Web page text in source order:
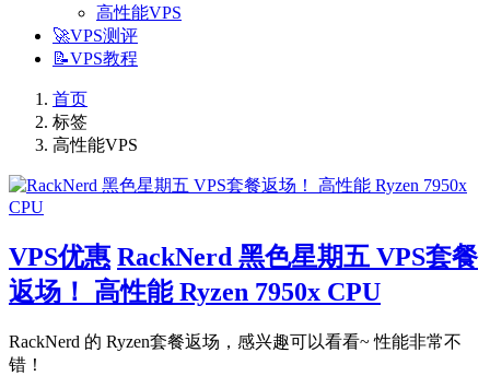
高性能VPS
🚀VPS测评
📝VPS教程
首页
标签
高性能VPS
VPS优惠 RackNerd 黑色星期五 VPS套餐
返场！ 高性能 Ryzen 7950x CPU
RackNerd 的 Ryzen套餐返场，感兴趣可以看看~ 性能非常不
错！